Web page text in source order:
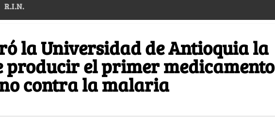
R.I.N.
la Universidad de Antioquia la
producir el primer medicamento
contra la malaria